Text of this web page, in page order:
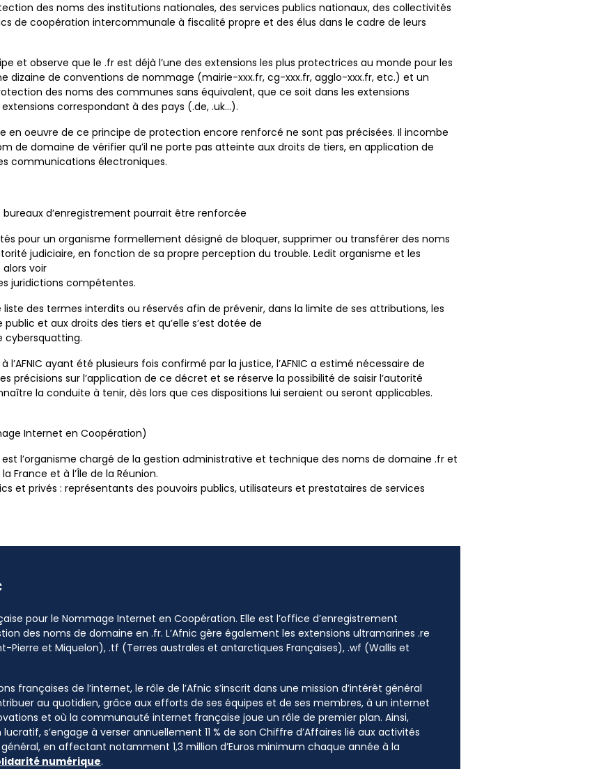
des noms des institutions nationales, des services publics nationaux, des collectivités
de coopération intercommunale à fiscalité propre et des élus dans le cadre de leurs
et observe que le .fr est déjà l’une des extensions les plus protectrices au monde pour les
dizaine de conventions de nommage (mairie-xxx.fr, cg-xxx.fr, agglo-xxx.fr, etc.) et un
des noms des communes sans équivalent, que ce soit dans les extensions
correspondant à des pays (.de, .uk…).
en oeuvre de ce principe de protection encore renforcé ne sont pas précisées. Il incombe
de domaine de vérifier qu’il ne porte pas atteinte aux droits de tiers, en application de
communications électroniques.
d’enregistrement pourrait être renforcée
pour un organisme formellement désigné de bloquer, supprimer ou transférer des noms
judiciaire, en fonction de sa propre perception du trouble. Ledit organisme et les
voir
juridictions compétentes.
liste des termes interdits ou réservés afin de prévenir, dans la limite de ses attributions, les
et aux droits des tiers et qu’elle s’est dotée de
cybersquatting.
l’AFNIC ayant été plusieurs fois confirmé par la justice, l’AFNIC a estimé nécessaire de
précisions sur l’application de ce décret et se réserve la possibilité de saisir l’autorité
la conduite à tenir, dès lors que ces dispositions lui seraient ou seront applicables.
Internet en Coopération)
est l’organisme chargé de la gestion administrative et technique des noms de domaine .fr et
France et à l’Île de la Réunion.
et privés : représentants des pouvoirs publics, utilisateurs et prestataires de services
pour le Nommage Internet en Coopération. Elle est l’office d’enregistrement
des noms de domaine en .fr. L’Afnic gère également les extensions ultramarines .re
Pierre et Miquelon), .tf (Terres australes et antarctiques Françaises), .wf (Wallis et
françaises de l’internet, le rôle de l’Afnic s’inscrit dans une mission d’intérêt général
au quotidien, grâce aux efforts de ses équipes et de ses membres, à un internet
et où la communauté internet française joue un rôle de premier plan. Ainsi,
s’engage à verser annuellement 11 % de son Chiffre d’Affaires lié aux activités
en affectant notamment 1,3 million d’Euros minimum chaque année à la
numérique.